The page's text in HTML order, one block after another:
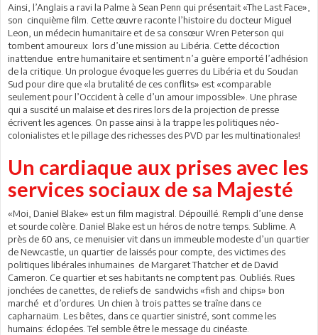
Ainsi, l’Anglais a ravi la Palme à Sean Penn qui présentait «The Last Face»,
son cinquième film. Cette œuvre raconte l’histoire du docteur Miguel
Leon, un médecin humanitaire et de sa consœur Wren Peterson qui
tombent amoureux lors d’une mission au Libéria. Cette décoction
inattendue entre humanitaire et sentiment n’a guère emporté l’adhésion
de la critique. Un prologue évoque les guerres du Libéria et du Soudan
Sud pour dire que «la brutalité de ces conflits» est «comparable
seulement pour l’Occident à celle d’un amour impossible». Une phrase
qui a suscité un malaise et des rires lors de la projection de presse
écrivent les agences. On passe ainsi à la trappe les politiques néo-
colonialistes et le pillage des richesses des PVD par les multinationales!
Un cardiaque aux prises avec les
services sociaux de sa Majesté
«Moi, Daniel Blake» est un film magistral. Dépouillé. Rempli d’une dense
et sourde colère. Daniel Blake est un héros de notre temps. Sublime. A
près de 60 ans, ce menuisier vit dans un immeuble modeste d’un quartier
de Newcastle, un quartier de laissés pour compte, des victimes des
politiques libérales inhumaines de Margaret Thatcher et de David
Cameron. Ce quartier et ses habitants ne comptent pas. Oubliés. Rues
jonchées de canettes, de reliefs de sandwichs «fish and chips» bon
marché et d’ordures. Un chien à trois pattes se traîne dans ce
capharnaüm. Les bêtes, dans ce quartier sinistré, sont comme les
humains: éclopées. Tel semble être le message du cinéaste.